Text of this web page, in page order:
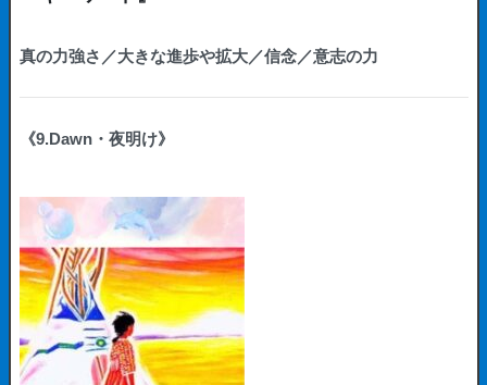
真の力強さ／大きな進歩や拡大／信念／意志の力
《9.Dawn・夜明け》